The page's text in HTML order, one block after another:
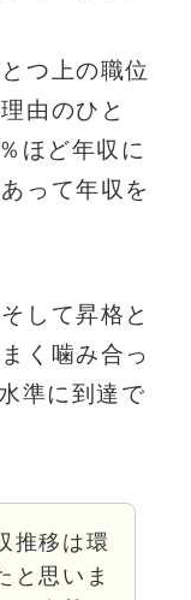
つ上の職位
由のひと
ほど年収に
って年収を
して昇格と
く噛み合っ
準に到達で
推移は環
と思いま